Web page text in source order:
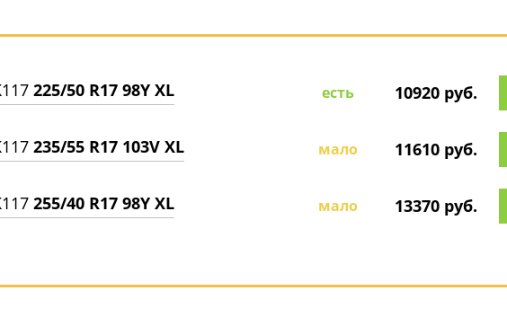
225/50 R17 98Y XL есть 10920 руб.
235/55 R17 103V XL мало 11610 руб.
255/40 R17 98Y XL мало 13370 руб.